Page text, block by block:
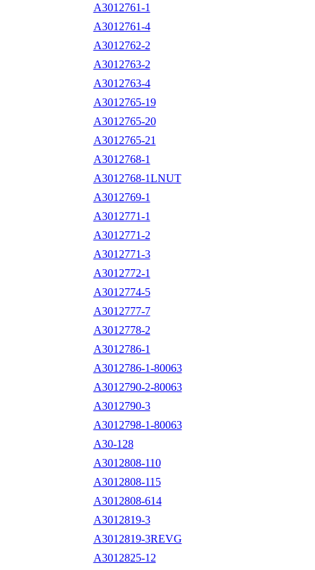
A3012761-1
A3012761-4
A3012762-2
A3012763-2
A3012763-4
A3012765-19
A3012765-20
A3012765-21
A3012768-1
A3012768-1LNUT
A3012769-1
A3012771-1
A3012771-2
A3012771-3
A3012772-1
A3012774-5
A3012777-7
A3012778-2
A3012786-1
A3012786-1-80063
A3012790-2-80063
A3012790-3
A3012798-1-80063
A30-128
A3012808-110
A3012808-115
A3012808-614
A3012819-3
A3012819-3REVG
A3012825-12